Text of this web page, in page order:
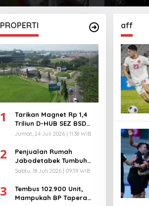
PROPERTI
1
Tarikan Magnet Rp 1,4
Triliun D-HUB SEZ BSD
City, Buka 1736
Jumat, 24 Juli 2026 | 11:38 WIB
2
Penjualan Rumah
Jabodetabek Tumbuh
94%! Developer
Ekstra
Sabtu, 18 Juli 2026 | 09:39 WIB
3
Tembus 102.900 Unit,
Mampukah BP Tapera
aff